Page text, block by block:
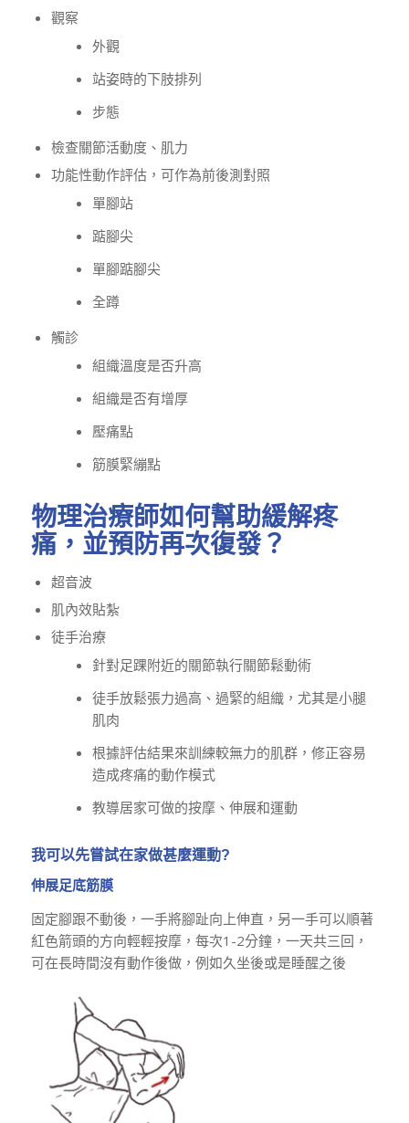
觀察
外觀
站姿時的下肢排列
步態
檢查關節活動度、肌力
功能性動作評估，可作為前後測對照
單腳站
踮腳尖
單腳踮腳尖
全蹲
觸診
組織溫度是否升高
組織是否有增厚
壓痛點
筋膜緊繃點
物理治療師如何幫助緩解疼
痛，並預防再次復發？
超音波
肌內效貼紮
徒手治療
針對足踝附近的關節執行關節鬆動術
徒手放鬆張力過高、過緊的組織，尤其是小腿
肌肉
根據評估結果來訓練較無力的肌群，修正容易
造成疼痛的動作模式
教導居家可做的按摩、伸展和運動
我可以先嘗試在家做甚麼運動?
伸展足底筋膜
固定腳跟不動後，一手將腳趾向上伸直，另一手可以順著
紅色箭頭的方向輕輕按摩，每次1-2分鐘，一天共三回，
可在長時間沒有動作後做，例如久坐後或是睡醒之後